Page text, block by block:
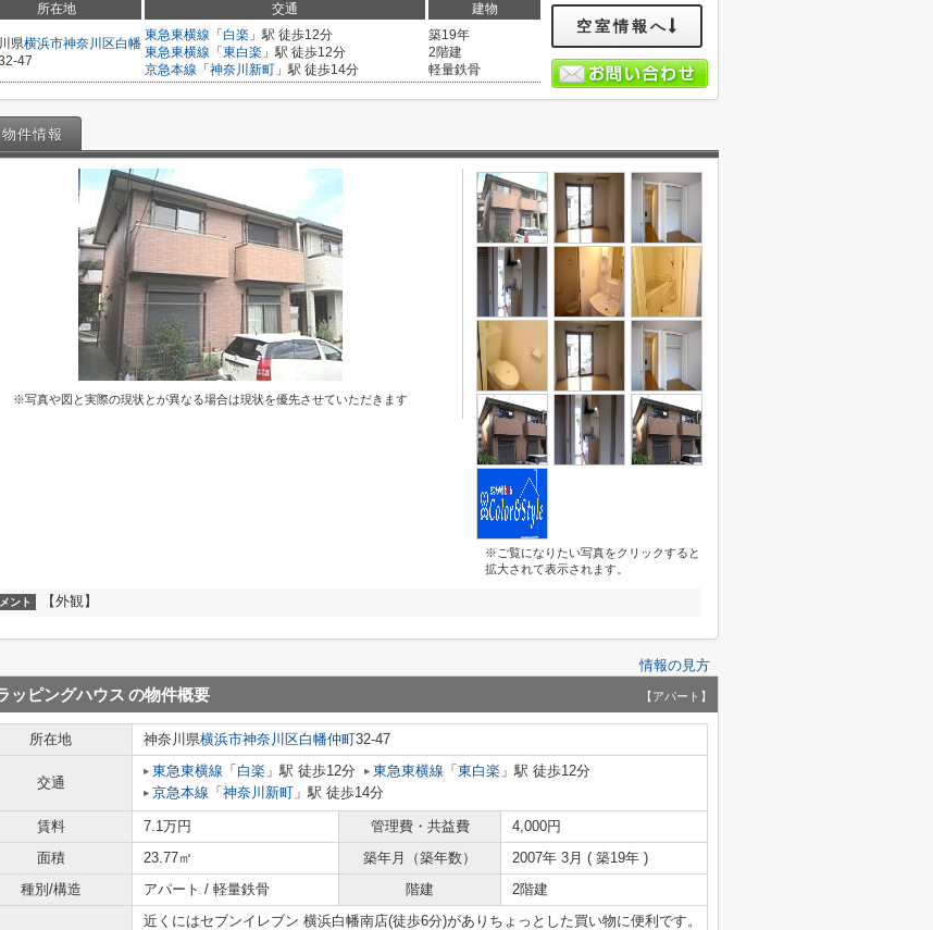
所在地 交通 建物
県横浜市神奈川区白幡
47
東急東横線 「 白楽 」駅 徒歩12分
東急東横線 「 東白楽 」駅 徒歩12分
京急本線 「 神奈川新町 」駅 徒歩14分
築19年
2階建
軽量鉄骨
空室情報へ
物件情報
※写真や図と実際の現状とが異なる場合は現状を優先させていただきます
※ご覧になりたい写真をクリックすると
拡大されて表示されます。
ント 【外観】
情報の見方
ッピングハウス の物件概要 【アパート】
所在地 神奈川県横浜市神奈川区白幡仲町32-47
交通
東急東横線 「 白楽 」駅 徒歩12分 東急東横線 「 東白楽 」駅 徒歩12分
京急本線 「 神奈川新町 」駅 徒歩14分
賃料 7.1万円 管理費・共益費
4,000円
面積
23.77㎡ 築年月（築年数）
2007年 3月 ( 築19年 )
種別/構造
アパート / 軽量鉄骨 階建 2階建
近くにはセブンイレブン 横浜白幡南店(徒歩6分)がありちょっとした買い物に便利です。